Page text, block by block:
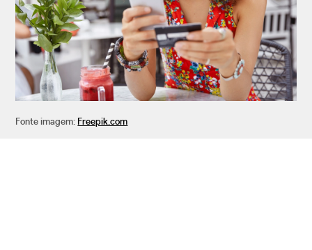
Fonte imagem: Freepik.com